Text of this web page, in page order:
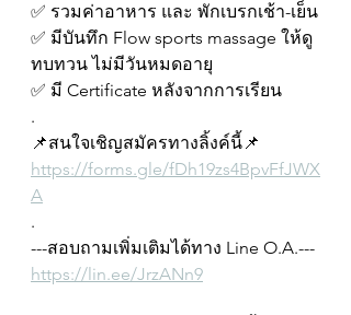
✅ รวมค่าอาหาร และ พักเบรกเช้า-เย็น
✅ มีบันทึก Flow sports massage ให้ดู
ทบทวน ไม่มีวันหมดอายุ
✅ มี Certificate หลังจากการเรียน
.
📌สนใจเชิญสมัครทางลิ้งค์นี้📌
https://forms.gle/fDh19zs4BpvFfJWX
A
.
---สอบถามเพิ่มเติมได้ทาง Line O.A.---
https://lin.ee/JrzANn9